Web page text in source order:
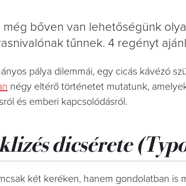
bőven van lehetőségünk
tűnnek. 4 regényt
pálya dilemmái, egy cicás kávézó
négy eltérő történetet mutatunk,
és emberi kapcsolódásról.
dicsérete
két keréken, hanem gondolatban is